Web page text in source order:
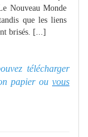
Nouveau Monde
que les liens
brisés. [...]
télécharger
papier ou vous